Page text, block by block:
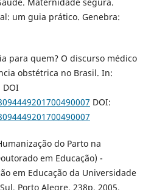
um guia prático. Genebra:
para quem? O discurso médico
obstétrica no Brasil. In:
DOI
DOI:
do Parto na
em Educação) -
em Educação da Universidade
Porto Alegre, 238p. 2005.